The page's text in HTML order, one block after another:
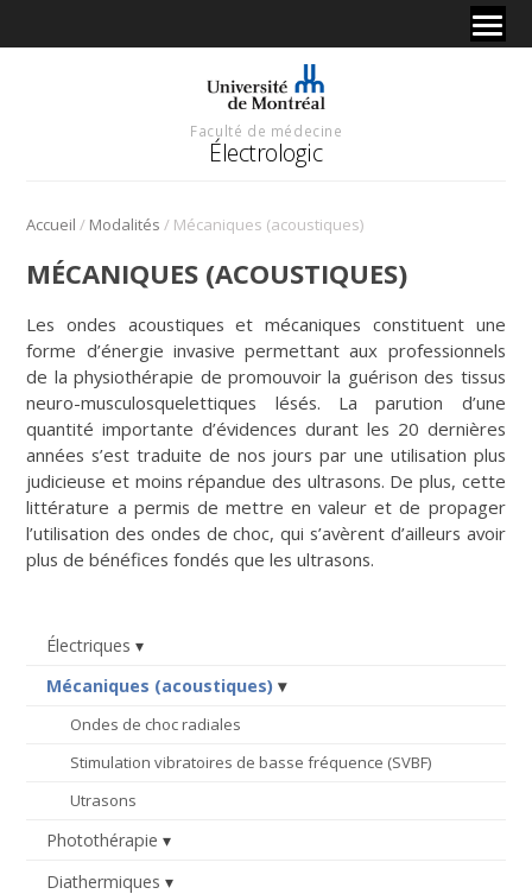
Faculté de médecine
Électrologic
Accueil / Modalités / Mécaniques (acoustiques)
Électriques
Mécaniques (acoustiques)
Ondes de choc radiales
Stimulation vibratoires de basse fréquence (SVBF)
Utrasons
Photothérapie
Diathermiques
MÉCANIQUES (ACOUSTIQUES)
Les ondes acoustiques et mécaniques constituent une
forme d’énergie invasive permettant aux professionnels
de la physiothérapie de promouvoir la guérison des tissus
neuro-musculosquelettiques lésés. La parution d’une
quantité importante d’évidences durant les 20 dernières
années s’est traduite de nos jours par une utilisation plus
judicieuse et moins répandue des ultrasons. De plus, cette
littérature a permis de mettre en valeur et de propager
l’utilisation des ondes de choc, qui s’avèrent d’ailleurs avoir
plus de bénéfices fondés que les ultrasons.